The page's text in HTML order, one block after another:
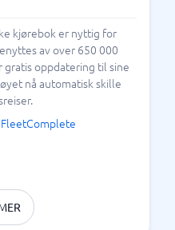
kjørebok er nyttig for
av over 650 000
oppdatering til sine
nå automatisk skille